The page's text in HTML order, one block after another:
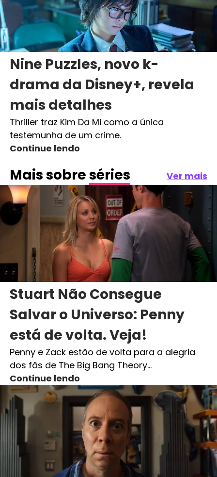
Nine Puzzles, novo k-
drama da Disney+, revela
mais detalhes
Thriller traz Kim Da Mi como a única
testemunha de um crime.
Continue lendo
Mais sobreséries Ver mais
Stuart Não Consegue
Salvar o Universo: Penny
está de volta. Veja!
Penny e Zack estão de volta para a alegria
dos fãs de The Big Bang Theory…
Continue lendo